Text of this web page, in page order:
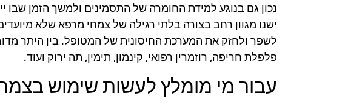
נכון גם בנוגע למידת החומרה של התסמינים ולמשך הזמן שבו
ישנו מגוון רחב בצורה בלתי רגילה של צמחי מרפא שלא
לשפר ולחזק את המערכת החיסונית של המטופל. בין היתר
פלפלת חריפה, רוזמרין רפואי, קינמון, תימין, תה ירוק ועוד.
עבור מי מומלץ לעשות שימוש